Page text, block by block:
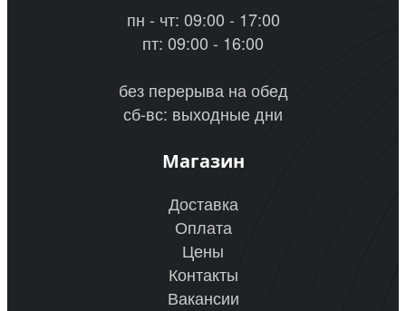
пн - чт: 09:00 - 17:00
пт: 09:00 - 16:00
без перерыва на обед
сб-вс: выходные дни
Магазин
Доставка
Оплата
Цены
Контакты
Вакансии